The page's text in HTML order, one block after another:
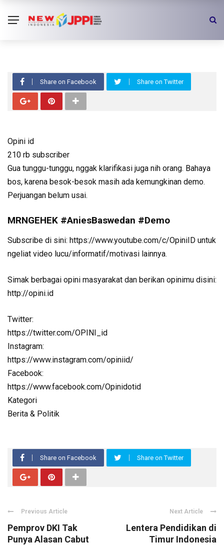
Opini.id-Missqueen Dilarang Demo |
MR. NGEHEK
Share on Facebook Share on Twitter
Opini id
210 rb subscriber
Gua tunggu-tunggu, nggak klarifikasi juga nih orang. Bahaya
bos, karena besok-besok masih ada kemungkinan demo.
Perjuangan belum usai.
MRNGEHEK #AniesBaswedan #Demo
Subscribe di sini: https://www.youtube.com/c/OpiniID untuk
ngeliat video lucu/informatif/motivasi lainnya.
Simak berbagai opini masyarakat dan berikan opinimu disini:
http://opini.id
Twitter:
https://twitter.com/OPINI_id
Instagram:
https://www.instagram.com/opiniid/
Facebook:
https://www.facebook.com/Opinidotid
Kategori
Berita & Politik
Share on Facebook Share on Twitter
Previous Article
Pemprov DKI Tak
Punya Alasan Cabut
Next Article
Lentera Pendidikan di
Timur Indonesia